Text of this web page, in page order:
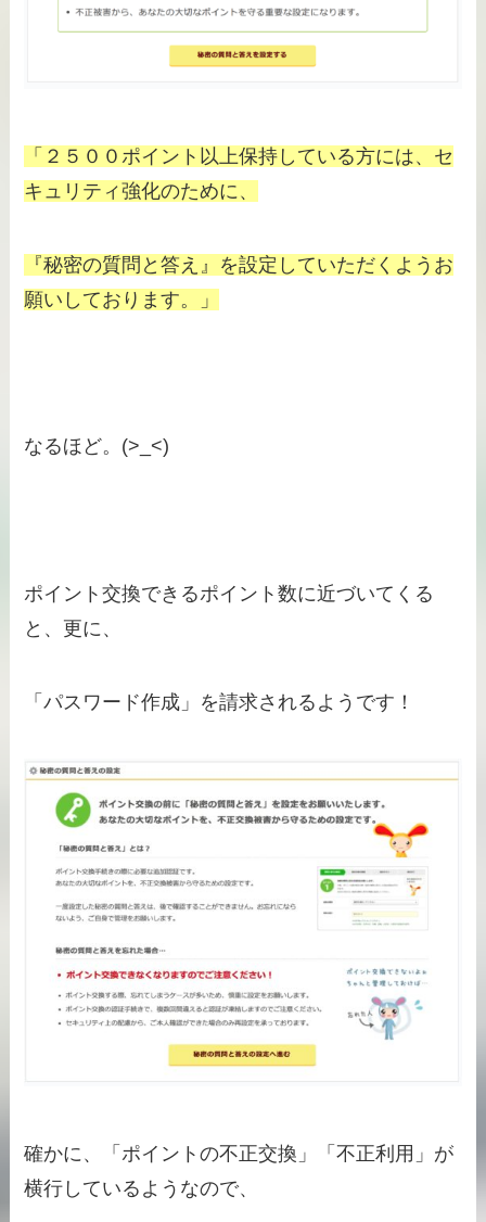
「２５００ポイント以上保持している方には、セ
キュリティ強化のために、
『秘密の質問と答え』を設定していただくようお
願いしております。」
なるほど。(>_<)
ポイント交換できるポイント数に近づいてくる
と、更に、
「パスワード作成」を請求されるようです！
確かに、「ポイントの不正交換」「不正利用」が
横行しているようなので、